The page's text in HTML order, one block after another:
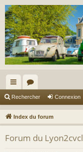
cc
ès
ra
pi
or
u
m
s
Rechercher Connexion
Index du forum
Forum du